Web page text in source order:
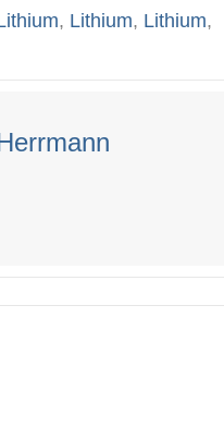
, Lithium, Lithium,